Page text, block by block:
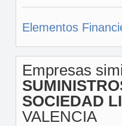
Elementos
Empresas
SOCIEDAD
VALENCIA